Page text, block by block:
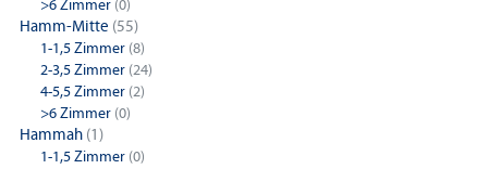
>6 Zimmer (0)
Hamm-Mitte (55)
1-1,5 Zimmer (8)
2-3,5 Zimmer (24)
4-5,5 Zimmer (2)
>6 Zimmer (0)
Hammah (1)
1-1,5 Zimmer (0)